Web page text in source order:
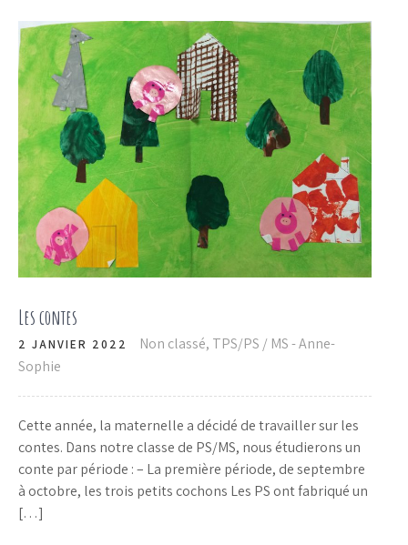
Les contes
2 JANVIER 2022 Non classé, TPS/PS / MS - Anne-
Sophie
Cette année, la maternelle a décidé de travailler sur les
contes. Dans notre classe de PS/MS, nous étudierons un
conte par période : – La première période, de septembre
à octobre, les trois petits cochons Les PS ont fabriqué un
[…]